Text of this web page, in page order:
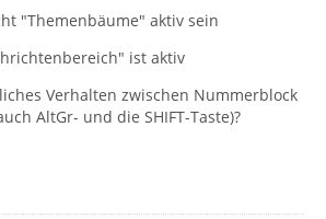
"Themenbäume" aktiv sein
ist aktiv
Verhalten zwischen Nummerblock
AltGr- und die SHIFT-Taste)?